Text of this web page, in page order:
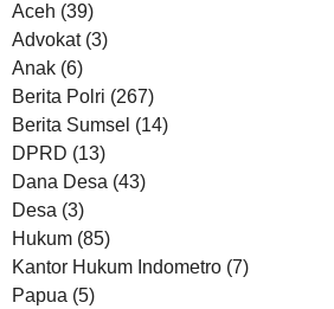
Aceh (39)
Advokat (3)
Anak (6)
Berita Polri (267)
Berita Sumsel (14)
DPRD (13)
Dana Desa (43)
Desa (3)
Hukum (85)
Kantor Hukum Indometro (7)
Papua (5)